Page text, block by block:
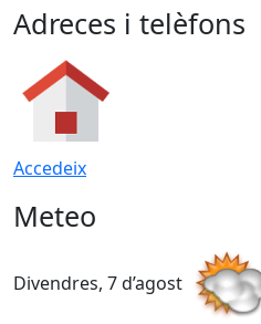
Adreces i telèfons
Accedeix
Meteo
Divendres, 7 d’agost